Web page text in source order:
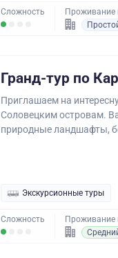
Сложность
Проживание
Гранд-тур по
Приглашаем на
Соловецким островам.
природные ландшафты,
Экскурсионные туры
Сложность
Проживание